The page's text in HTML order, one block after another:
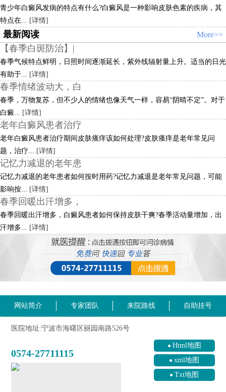
青少年白癜风发病的特点有什么?白癜风是一种影响皮肤色素的疾病，其
特点在... [详情]
最新阅读 More>>
【春季白斑防治】|
春季气候特点鲜明，日照时间逐渐延长，紫外线辐射量上升。适当的日光
有助于... [详情]
春季情绪波动大，白
春季，万物复苏，但不少人的情绪也像天气一样，容易“阴晴不定”。对于
白癜... [详情]
老年白癜风患者治疗
老年白癜风患者治疗期间皮肤瘙痒该如何处理?皮肤瘙痒是老年常见问
题，治疗... [详情]
记忆力减退的老年患
记忆力减退的老年患者如何按时用药?记忆力减退是老年常见问题，可能
影响按... [详情]
春季回暖出汗增多，
春季回暖出汗增多，白癜风患者如何保持皮肤干爽?春季活动量增加，出
汗增多... [详情]
网站简介 专家团队 来院路线 自助挂号
医院地址:宁波市海曙区丽园南路526号
0574-27711115
Html地图
xml地图
Txt地图